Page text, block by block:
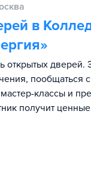
в
дверей.
пообщаться
мастер-классы и
получит